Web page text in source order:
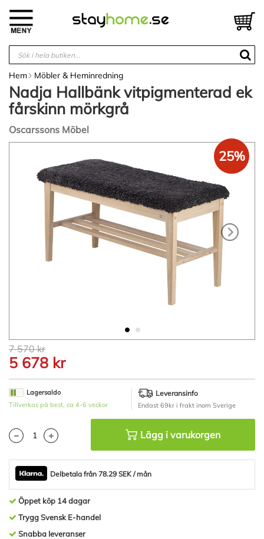
innehållet
Hem Möbler & Heminredning
Nadja Hallbänk vitpigmenterad ek
fårskinn mörkgrå
Oscarssons Möbel
bildgalleriet
Hoppa
till
början
av
bildgalleriet
25%
7 570 kr
5 678 kr
Lagersaldo
Tillverkas på best, ca 4-6 veckor
Leveransinfo
Endast 69kr i frakt inom Sverige
Lägg i varukorgen
Delbetala från 78.29 SEK / mån
Öppet köp 14 dagar
Trygg Svensk E-handel
Snabba leveranser